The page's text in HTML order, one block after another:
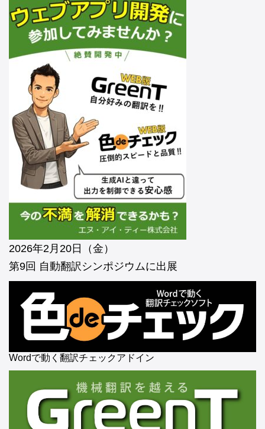
2026年2月20日（金）
第9回 自動翻訳シンポジウムに出展
Wordで動く翻訳チェックアドイン